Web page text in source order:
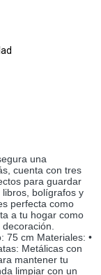
una
cuenta con tres
para guardar
bolígrafos y
perfecta como
a tu hogar como
75 cm Materiales: •
Metálicas con
mantener tu
limpiar con un